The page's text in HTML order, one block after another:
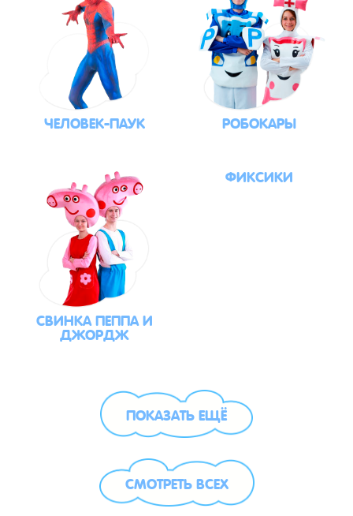
ЧЕЛОВЕК-ПАУК РОБОКАРЫ
СВИНКА ПЕППА И
ДЖОРДЖ
ФИКСИКИ
ПОКАЗАТЬ ЕЩЁ
СМОТРЕТЬ ВСЕХ